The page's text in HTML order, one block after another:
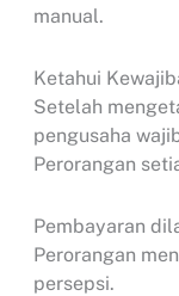
manual.
Ketahui
Setelah
pengusaha
Perorangan
Pembayaran
Perorangan
persepsi.